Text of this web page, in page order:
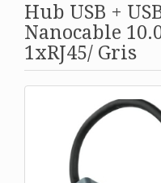
Hub USB +
Nanocable
1xRJ45/ Gris